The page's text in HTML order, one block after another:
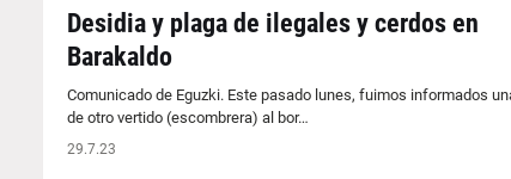
Desidia y plaga de ilegales y cerdos en
Barakaldo
Comunicado de Eguzki. Este pasado lunes, fuimos informados
de otro vertido (escombrera) al bor…
29.7.23